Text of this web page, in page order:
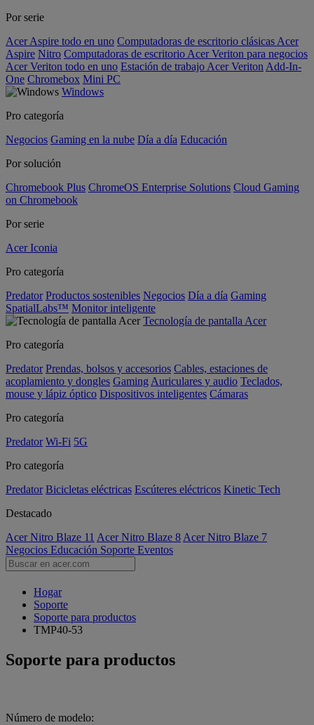
Por serie
Acer Aspire todo en uno Computadoras de escritorio clásicas Acer
Aspire Nitro Computadoras de escritorio Acer Veriton para negocios
Acer Veriton todo en uno Estación de trabajo Acer Veriton Add-In-
One Chromebox Mini PC
Windows
Pro categoría
Negocios Gaming en la nube Día a día Educación
Por solución
Chromebook Plus ChromeOS Enterprise Solutions Cloud Gaming
on Chromebook
Por serie
Acer Iconia
Pro categoría
Predator Productos sostenibles Negocios Día a día Gaming
SpatialLabs™ Monitor inteligente
Tecnología de pantalla Acer
Pro categoría
Predator Prendas, bolsos y accesorios Cables, estaciones de
acoplamiento y dongles Gaming Auriculares y audio Teclados,
mouse y lápiz óptico Dispositivos inteligentes Cámaras
Pro categoría
Predator Wi-Fi 5G
Pro categoría
Predator Bicicletas eléctricas Escúteres eléctricos Kinetic Tech
Destacado
Acer Nitro Blaze 11 Acer Nitro Blaze 8 Acer Nitro Blaze 7
Negocios Educación Soporte Eventos
Hogar
Soporte
Soporte para productos
TMP40-53
Soporte para productos
Número de modelo: